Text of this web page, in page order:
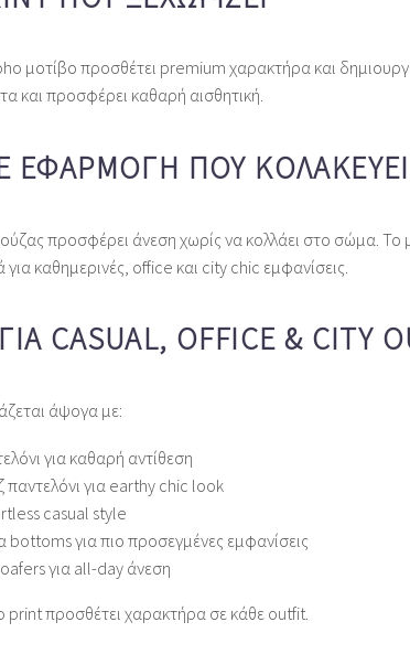
μοτίβο προσθέτει premium χαρακτήρα και
και προσφέρει καθαρή αισθητική.
ΕΦΑΡΜΟΓΉ ΠΟΥ ΚΟΛΑΚΕΎΕΙ
προσφέρει άνεση χωρίς να κολλάει στο σώμα. Το
για καθημερινές, office και city chic εμφανίσεις.
CASUAL, OFFICE & CITY
άψογα με:
για καθαρή αντίθεση
παντελόνι για earthy chic look
casual style
bottoms για πιο προσεγμένες εμφανίσεις
για all‑day άνεση
print προσθέτει χαρακτήρα σε κάθε outfit.